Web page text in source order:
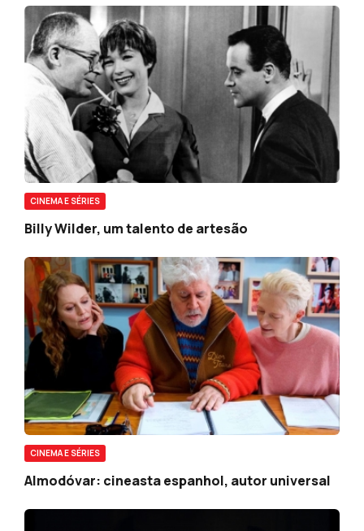
CINEMA E SÉRIES
Billy Wilder, um talento de artesão
CINEMA E SÉRIES
Almodóvar: cineasta espanhol, autor universal